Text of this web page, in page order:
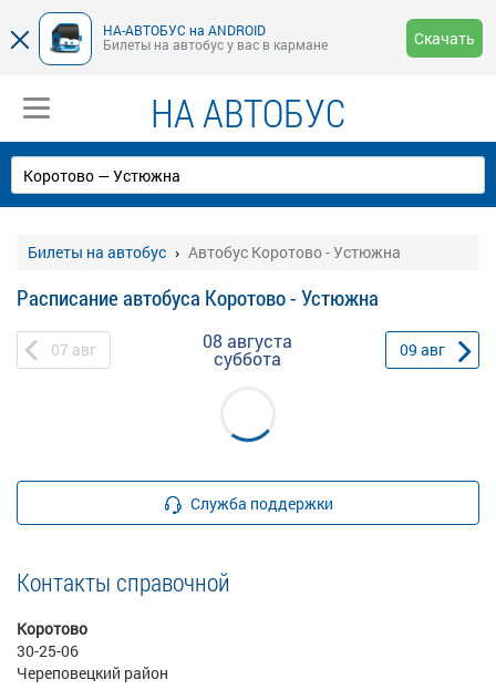
НА-АВТОБУС на ANDROID
Билеты на автобус у вас в кармане
Скачать
НА АВТОБУС
Билеты на автобус Автобус Коротово - Устюжна
Расписание автобуса Коротово - Устюжна
07 авг 08 августа
суббота 09 авг
Служба поддержки
Контакты справочной
Коротово
30-25-06
Череповецкий район